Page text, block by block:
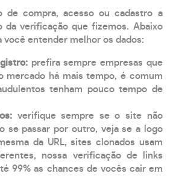
de compra, acesso ou cadastro a
da verificação que fizemos. Abaixo
você entender melhor os dados:
prefira sempre empresas que
mercado há mais tempo, é comum
tenham pouco tempo de
verifique sempre se o site não
se passar por outro, veja se a logo
da URL, sites clonados usam
nossa verificação de links
99% as chances de vocês cair em